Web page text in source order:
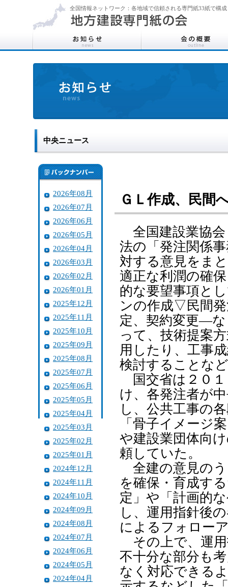
全国情報ネットワーク：各地域で信頼される専門紙33紙で構成
中央ニュース
2026年08月
2026年07月
2026年06月
2026年05月
2026年04月
2026年03月
2026年02月
2026年01月
2025年12月
2025年11月
2025年10月
2025年09月
2025年08月
2025年07月
2025年06月
2025年05月
2025年04月
2025年03月
2025年02月
2025年01月
2024年12月
2024年11月
2024年10月
2024年09月
2024年08月
2024年07月
2024年06月
2024年05月
2024年04月
ＧＬ作成、民間
全国建設業協会
法の「発注関係
対する意見をま
適正な利潤の確
的な要望事項と
ンの作成▽民間
定、契約変更―
って、技術提案
用したり、工事
検討することな
国交省は２０１
け、各発注者が
し、公共工事の
「骨子イメージ
や建設業団体向
頼していた。
全建の意見のう
を確保・育成す
定」や「計画的
し、運用指針後
によるフォロー
その上で、運用
不十分な部分も
なく対応できる